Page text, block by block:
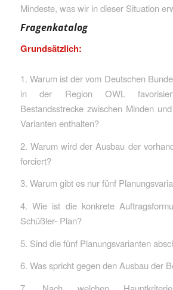
Mindeste, was wir in dieser Situation
Fragenkatalog
Grundsätzlich:
1. Warum ist der vom Deutschen
in der Region OWL
Bestandsstrecke zwischen Minden
Varianten enthalten?
2. Warum wird der Ausbau der
forciert?
3. Warum gibt es nur fünf
4. Wie ist die konkrete
Schüßler- Plan?
5. Sind die fünf Planungsvarianten
6. Was spricht gegen den Ausbau der